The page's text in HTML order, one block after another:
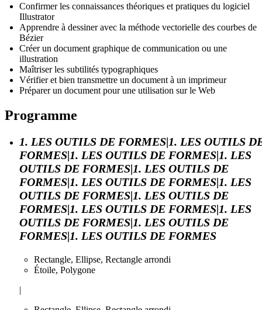
Confirmer les connaissances théoriques et pratiques du logiciel
Illustrator
Apprendre à dessiner avec la méthode vectorielle des courbes de
Bézier
Créer un document graphique de communication ou une
illustration
Maîtriser les subtilités typographiques
Vérifier et bien transmettre un document à un imprimeur
Préparer un document pour une utilisation sur le Web
Programme
1. LES OUTILS DE FORMES|1. LES OUTILS
FORMES|1. LES OUTILS DE FORMES|1. LES
OUTILS DE FORMES|1. LES OUTILS DE
FORMES|1. LES OUTILS DE FORMES|1. LES
OUTILS DE FORMES|1. LES OUTILS DE
FORMES|1. LES OUTILS DE FORMES|1. LES
OUTILS DE FORMES|1. LES OUTILS DE
FORMES|1. LES OUTILS DE FORMES
Rectangle, Ellipse, Rectangle arrondi
Étoile, Polygone
|